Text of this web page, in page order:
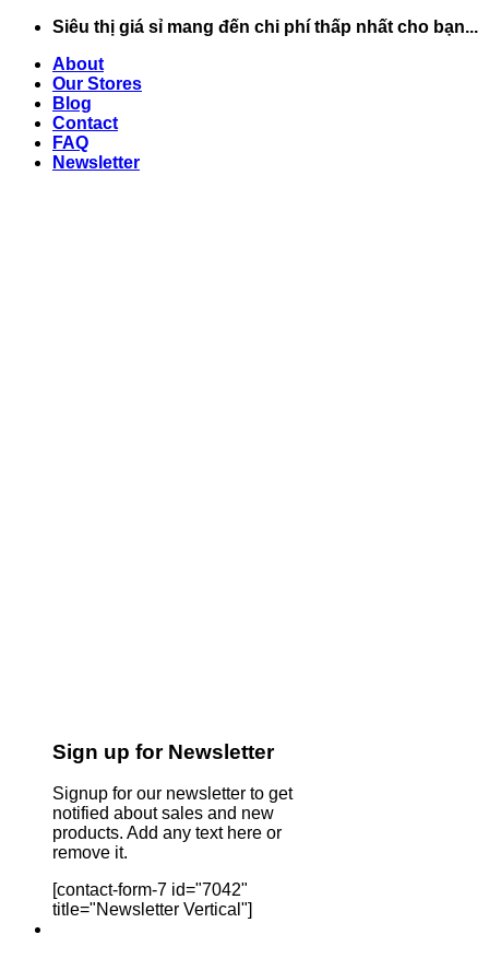
Chuyển
dung
Siêu thị giá sỉ mang đến chi phí thấp nhất cho bạn...
About
Our Stores
Blog
Contact
FAQ
Newsletter
Sign up for Newsletter
Signup for our newsletter to get
notified about sales and new
products. Add any text here or
remove it.
[contact-form-7 id="7042"
title="Newsletter Vertical"]